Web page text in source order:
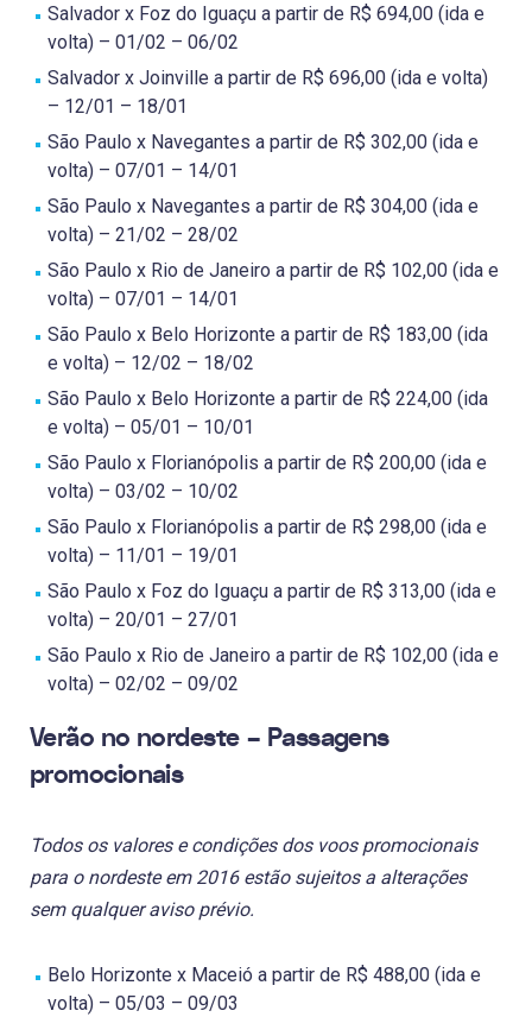
Salvador x Foz do Iguaçu a partir de R$ 694,00 (ida e
volta) – 01/02 – 06/02
Salvador x Joinville a partir de R$ 696,00 (ida e volta)
– 12/01 – 18/01
São Paulo x Navegantes a partir de R$ 302,00 (ida e
volta) – 07/01 – 14/01
São Paulo x Navegantes a partir de R$ 304,00 (ida e
volta) – 21/02 – 28/02
São Paulo x Rio de Janeiro a partir de R$ 102,00 (ida e
volta) – 07/01 – 14/01
São Paulo x Belo Horizonte a partir de R$ 183,00 (ida
e volta) – 12/02 – 18/02
São Paulo x Belo Horizonte a partir de R$ 224,00 (ida
e volta) – 05/01 – 10/01
São Paulo x Florianópolis a partir de R$ 200,00 (ida e
volta) – 03/02 – 10/02
São Paulo x Florianópolis a partir de R$ 298,00 (ida e
volta) – 11/01 – 19/01
São Paulo x Foz do Iguaçu a partir de R$ 313,00 (ida e
volta) – 20/01 – 27/01
São Paulo x Rio de Janeiro a partir de R$ 102,00 (ida e
volta) – 02/02 – 09/02
Verão no nordeste – Passagens
promocionais
Todos os valores e condições dos voos promocionais
para o nordeste em 2016 estão sujeitos a alterações
sem qualquer aviso prévio.
Belo Horizonte x Maceió a partir de R$ 488,00 (ida e
volta) – 05/03 – 09/03